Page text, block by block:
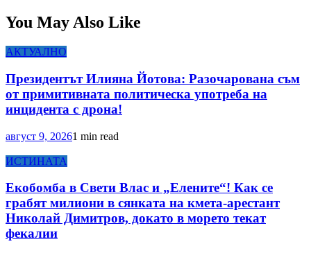
You May Also Like
АКТУАЛНО
Президентът Илияна Йотова: Разочарована съм
от примитивната политическа употреба на
инцидента с дрона!
август 9, 20261 min read
ИСТИНАТА
Екобомба в Свети Влас и „Елените“! Как се
грабят милиони в сянката на кмета-арестант
Николай Димитров, докато в морето текат
фекалии